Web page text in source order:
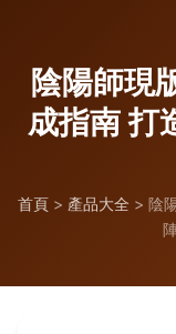
陰陽師現
成指南 打
首頁 > 產品大全 > 陰